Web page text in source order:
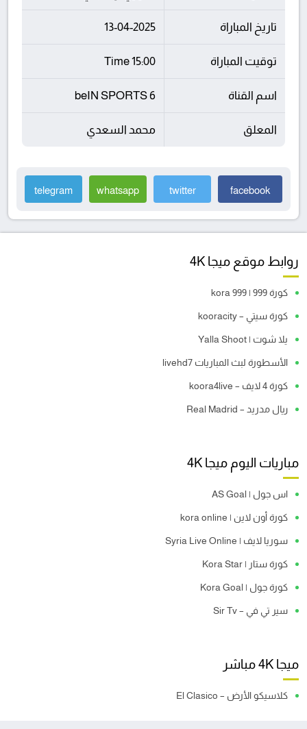
تاريخ المباراة 13-04-2025
توقيت المباراة 15:00 Time
اسم القناة beIN SPORTS 6
المعلق محمد السعدي
facebook
twitter
whatsapp
telegram
روابط موقع ميجا 4K
كورة 999 | kora 999
كورة سيتي – kooracity
يلا شوت | Yalla Shoot
الأسطورة لبث المباريات livehd7
كورة 4 لايف – koora4live
ريال مدريد – Real Madrid
مباريات اليوم ميجا 4K
اس جول | AS Goal
كورة أون لاين | kora online
سوريا لايف | Syria Live Online
كورة ستار | Kora Star
كورة جول | Kora Goal
سير تي في – Sir Tv
ميجا 4K مباشر
كلاسيكو الأرض – El Clasico